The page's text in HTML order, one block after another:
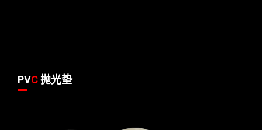
PVC抛光垫